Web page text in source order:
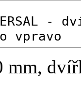
vpravo
mm,